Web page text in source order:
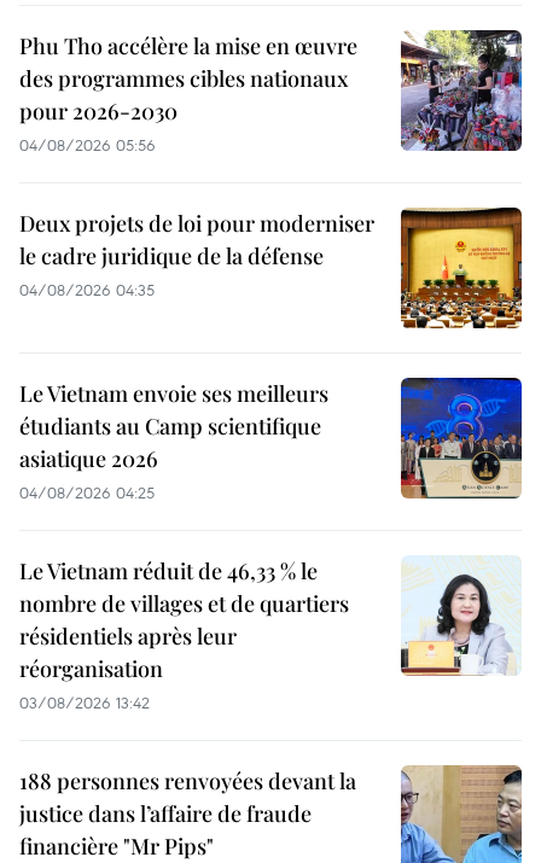
Phu Tho accélère la mise en œuvre
des programmes cibles nationaux
pour 2026-2030
04/08/2026 05:56
Deux projets de loi pour moderniser
le cadre juridique de la défense
04/08/2026 04:35
Le Vietnam envoie ses meilleurs
étudiants au Camp scientifique
asiatique 2026
04/08/2026 04:25
Le Vietnam réduit de 46,33 % le
nombre de villages et de quartiers
résidentiels après leur
réorganisation
03/08/2026 13:42
188 personnes renvoyées devant la
justice dans l’affaire de fraude
financière "Mr Pips"